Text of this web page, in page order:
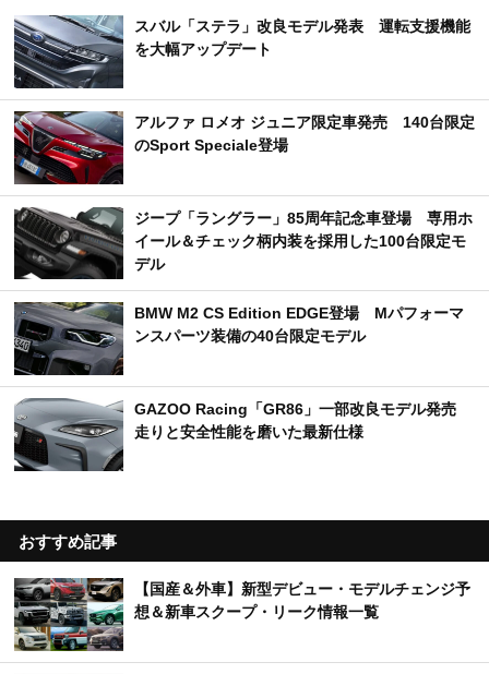
スバル「ステラ」改良モデル発表 運転支援機能
を大幅アップデート
アルファ ロメオ ジュニア限定車発売 140台限定
のSport Speciale登場
ジープ「ラングラー」85周年記念車登場 専用ホ
イール＆チェック柄内装を採用した100台限定モ
デル
BMW M2 CS Edition EDGE登場 Mパフォーマ
ンスパーツ装備の40台限定モデル
GAZOO Racing「GR86」一部改良モデル発売
走りと安全性能を磨いた最新仕様
おすすめ記事
【国産＆外車】新型デビュー・モデルチェンジ予
想＆新車スクープ・リーク情報一覧